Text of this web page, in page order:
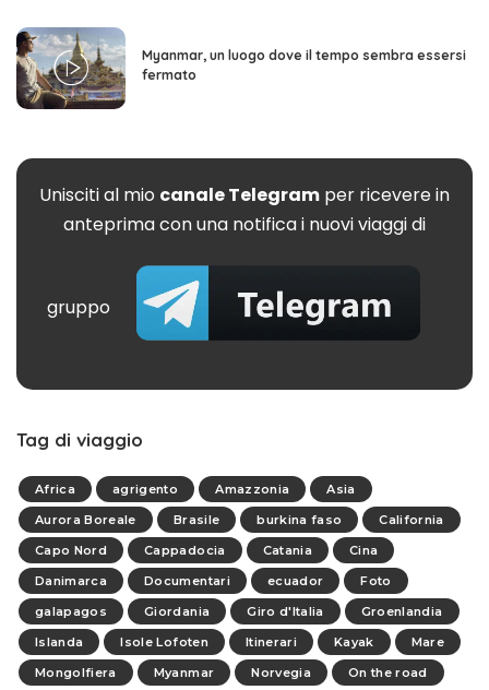
Myanmar, un luogo dove il tempo sembra essersi
fermato
Unisciti al mio canale Telegram per ricevere in
anteprima con una notifica i nuovi viaggi di
gruppo
Tag di viaggio
Africa agrigento Amazzonia
Asia
Aurora Boreale
Brasile burkina faso
California
Capo Nord
Cappadocia Catania
Cina
Danimarca
Documentari ecuador
Foto
galapagos
Giordania Giro d'Italia
Groenlandia
Islanda
Isole Lofoten Itinerari Kayak
Mare
Mongolfiera
Myanmar Norvegia
On the road